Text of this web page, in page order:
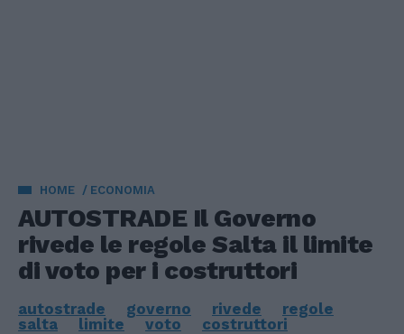
HOME ECONOMIA
AUTOSTRADE Il Governo
rivede le regole Salta il limite
di voto per i costruttori
autostrade governo rivede
regole
salta
limite voto costruttori